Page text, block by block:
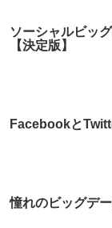
ソーシャルビッ
【決定版】
Facebookと
憧れのビッグデ